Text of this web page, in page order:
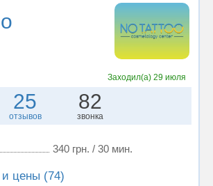
Заходил(а)29 июля
25
отзывов
82
звонка
340 грн. / 30 мин.
цены (74)